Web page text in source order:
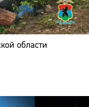
области